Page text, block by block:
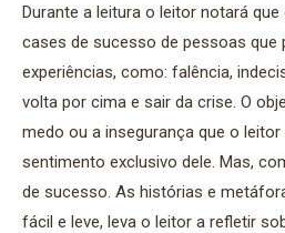
Durante a leitura o leitor notará
cases de sucesso de pessoas que
experiências, como: falência,
volta por cima e sair da crise. O
medo ou a insegurança que o
sentimento exclusivo dele. Mas,
de sucesso. As histórias e
fácil e leve, leva o leitor a refletir